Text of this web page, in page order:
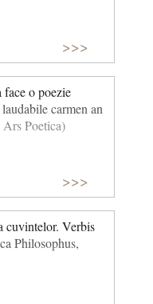
>>>
face o poezie
carmen an
Poetica)
>>>
cuvintelor. Verbis
Philosophus,